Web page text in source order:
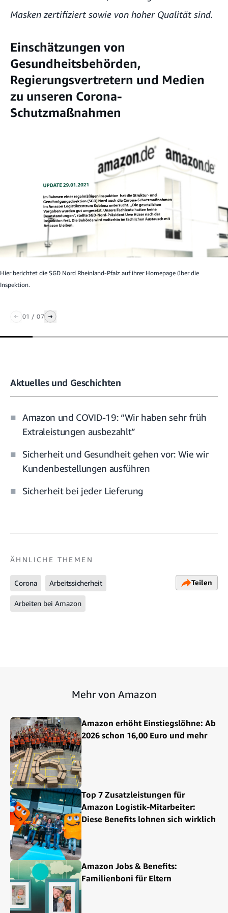
Masken zertifiziert sowie von hoher Qualität sind.
Einschätzungen von
Gesundheitsbehörden,
Regierungsvertretern und Medien
zu unseren Corona-
Schutzmaßnahmen
Hierberichtet die SGD Nord Rheinland-Pfalz auf ihrer Homepage über die
Inspektion.
01 / 07
Aktuelles und Geschichten
Amazon und COVID-19: “Wir haben sehr früh
Extraleistungen ausbezahlt”
Sicherheit und Gesundheit gehen vor: Wie wir
Kundenbestellungen ausführen
Sicherheit bei jeder Lieferung
ÄHNLICHE THEMEN
Corona Arbeitssicherheit
Arbeiten bei Amazon
Teilen
Mehr von Amazon
Amazon erhöht Einstiegslöhne: Ab
2026 schon 16,00 Euro und mehr
Top 7 Zusatzleistungen für
Amazon Logistik-Mitarbeiter:
Diese Benefits lohnen sich wirklich
Amazon Jobs & Benefits:
Familienboni für Eltern